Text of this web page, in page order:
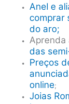
Anel e
comprar
do aro;
das
Preços
online;
Joias